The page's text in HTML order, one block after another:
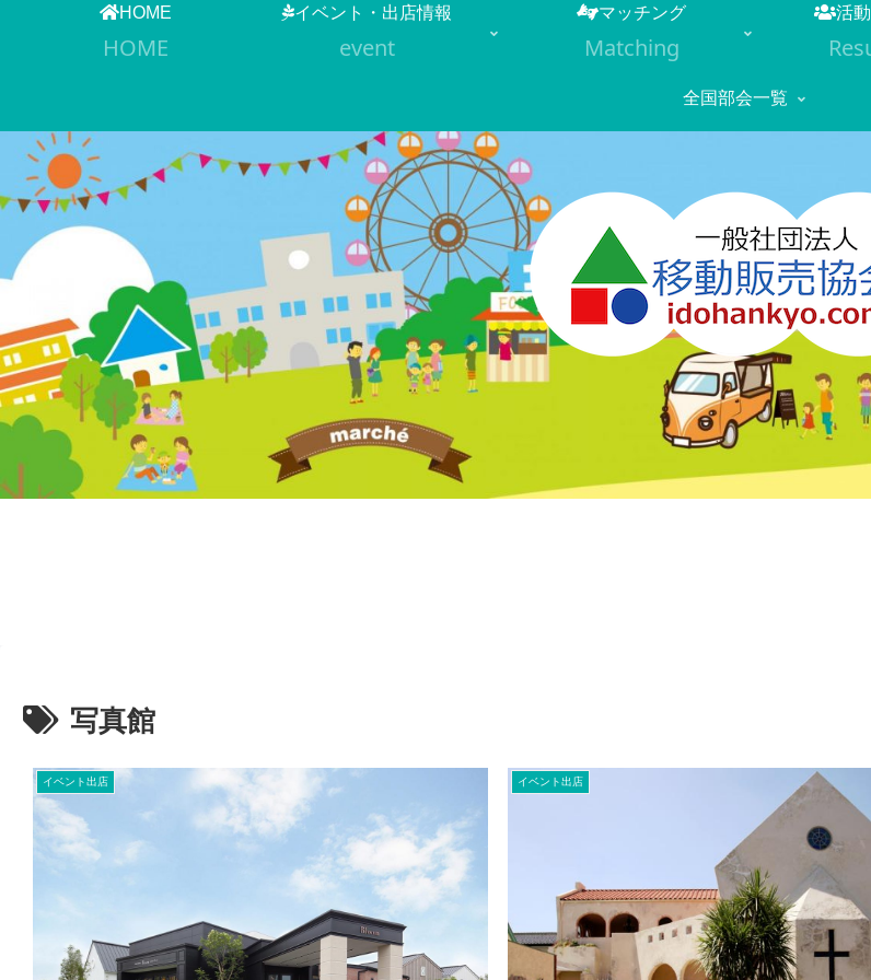
HOME
HOME
イベント・出店情報
event
マッチング
Matching
活
全国部会一覧
写真館
イベント出店 イベント出店